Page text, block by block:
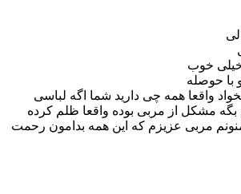
خیلی خوب
با حوصله
واقعا همه چی دارید شما اگه لباسی
بگه مشکل از مربی بوده واقعا ظلم کرده
مربی عزیزم که این همه بدامون رحمت